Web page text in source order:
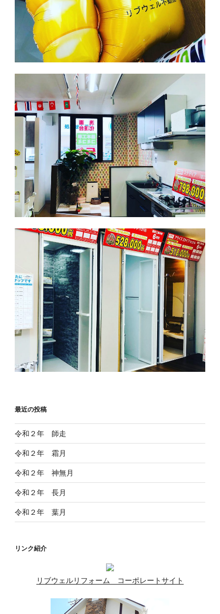
最近の投稿
令和２年 師走
令和２年 霜月
令和２年 神無月
令和２年 長月
令和２年 葉月
リンク紹介
リブウェルリフォーム コーポレートサイト